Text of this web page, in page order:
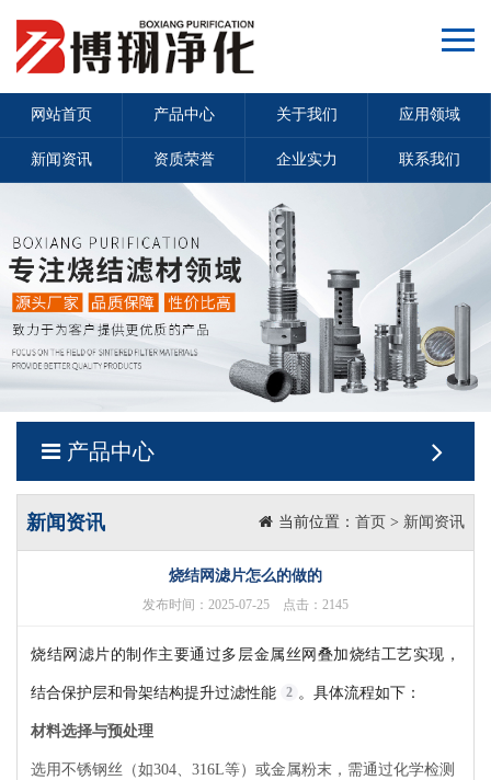
网站首页 产品中心 关于我们 应用领域
新闻资讯 资质荣誉 企业实力 联系我们
产品中心
新闻资讯 当前位置： 首页 > 新闻资讯
烧结网滤片怎么的做的
发布时间：2025-07-25 点击：2145
烧结网滤片的制作主要通过多层金属丝网叠加烧结工艺实现，
结合保护层和骨架结构提升过滤性能 2 。具体流程如下：
材料选择与预处理
选用不锈钢丝（如304、316L等）或金属粉末，需通过化学检测